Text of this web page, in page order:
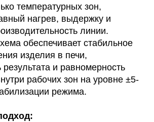
температурных зон,
нагрев, выдержку и
линии.
обеспечивает стабильное
изделия в печи,
результата и равномерность
рабочих зон на уровне ±5-
режима.